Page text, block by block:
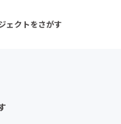
ェクトをさがす